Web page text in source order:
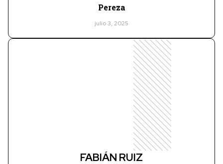
Pereza
julio 3, 2025
FABIÁN RUIZ